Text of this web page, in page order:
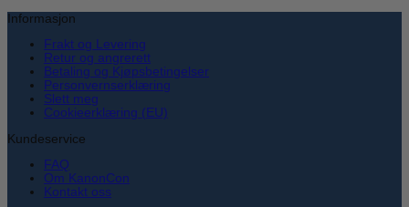
Informasjon
Frakt og Levering
Retur og angrerett
Betaling og Kjøpsbetingelser
Personvernserklæring
Slett meg
Cookieerklæring (EU)
Kundeservice
FAQ
Om KanonCon
Kontakt oss